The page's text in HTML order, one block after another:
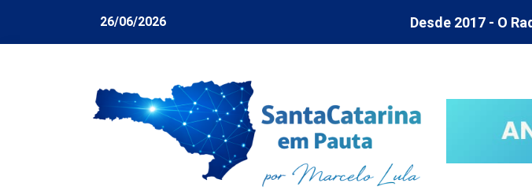
26/06/2026 Desde 2017 - O